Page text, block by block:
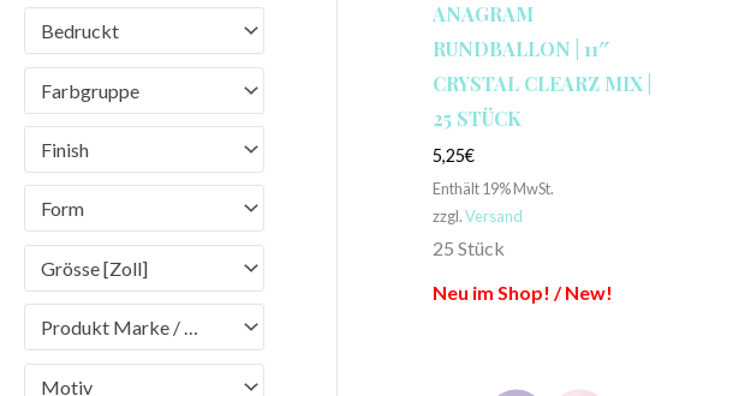
Bedruckt
Farbgruppe
Finish
Form
Grösse [Zoll]
Produkt Marke / Brand
Motiv
ANAGRAM
RUNDBALLON | 11″
CRYSTAL CLEARZ MIX |
25 STÜCK
5,25€
Enthält 19% MwSt.
zzgl.Versand
25 Stück
Neu im Shop! / New!